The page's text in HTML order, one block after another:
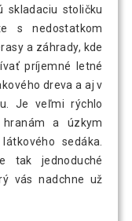
skladaciu stoličku
s nedostatkom
a záhrady, kde
príjemné letné
dreva a aj v
Je veľmi rýchlo
a úzkym
sedáka.
tak jednoduché
vás nadchne už